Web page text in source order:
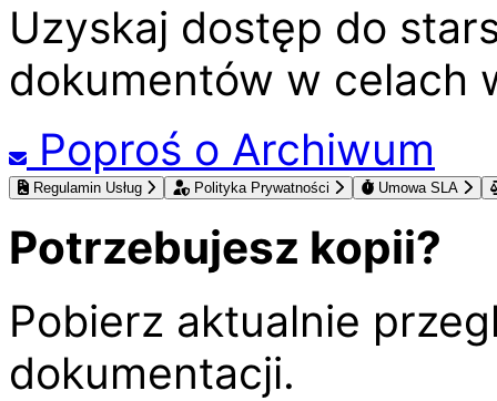
Uzyskaj dostęp do
dokumentów w celach
Poproś o Archiwum
Regulamin Usług Polityka Prywatności Umowa SLA
Potrzebujesz kopii?
Pobierz aktualnie
dokumentacji.